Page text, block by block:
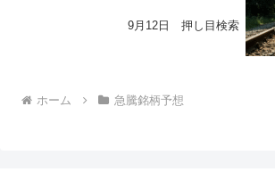
9月12日 押し目検索
ホーム 急騰銘柄予想